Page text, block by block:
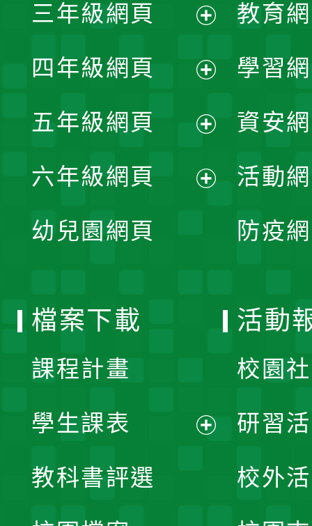
選
單
開
選
單
三年級網頁
開
選
單
四年級網頁
開
選
五年級網頁
開
六年級網頁
幼兒園網頁
教育
學習
資安
活動
防疫
檔案下載
課程計畫
學生課表
教科書評選
活動
校園
研習
校外